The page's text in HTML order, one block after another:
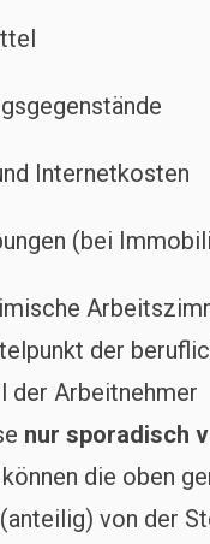
Internetkosten
(bei
der
der Arbeitnehmer
nur sporadisch
können die oben
von der